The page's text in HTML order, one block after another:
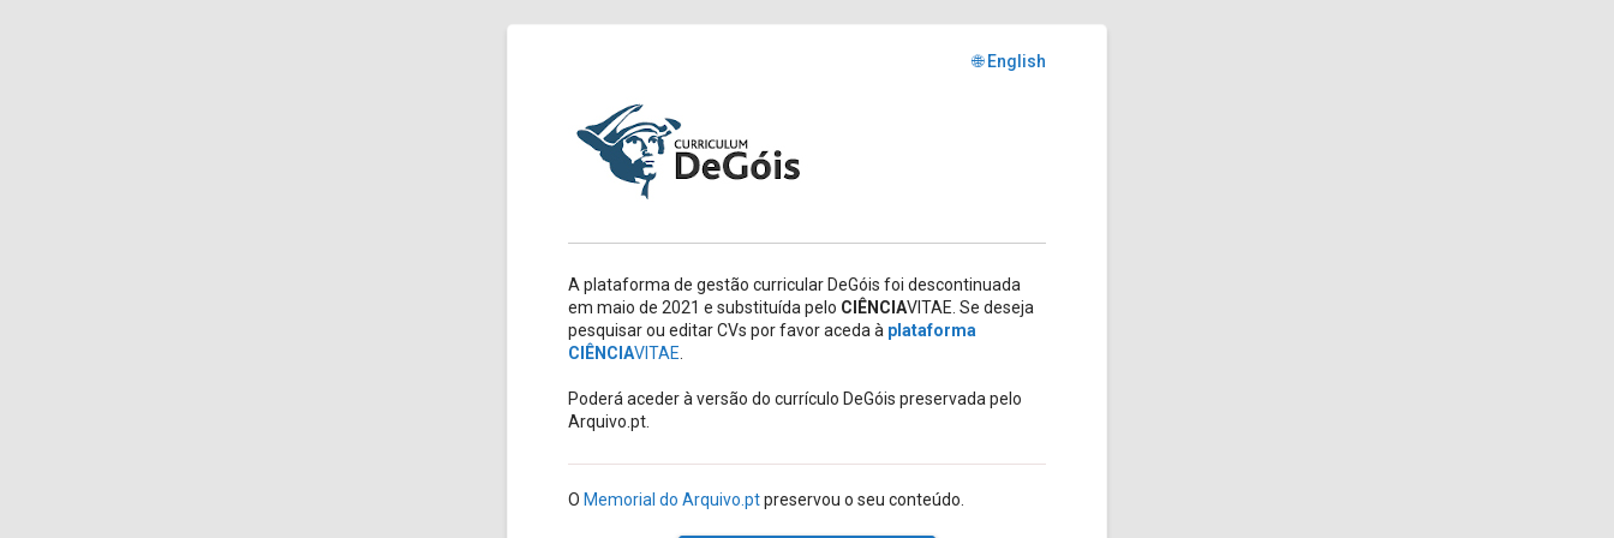
🌐 English
A plataforma de gestão curricular DeGóis foi descontinuada
em maio de 2021 e substituída pelo CIÊNCIAVITAE. Se deseja
pesquisar ou editar CVs por favor aceda à plataforma
CIÊNCIAVITAE
Poderá aceder à versão do currículo DeGóis preservada pelo
Arquivo.pt.
O Memorial do Arquivo.ptpreservou o seu conteúdo.